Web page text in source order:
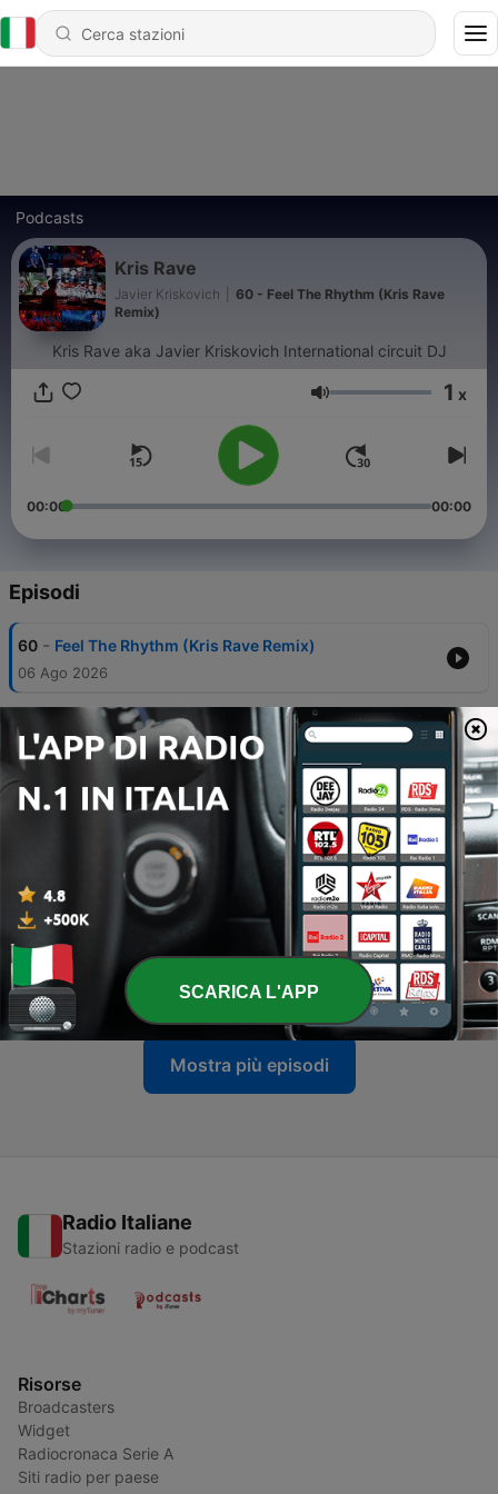
Podcasts
Kris Rave
Javier Kriskovich
60 - Feel The Rhythm (Kris Rave
Remix)
Kris Rave aka Javier Kriskovich International circuit DJ
Volume 1 x
00:00 00:00
Episodi
60 - Feel The Rhythm (Kris Rave Remix)
06 Ago 2026
Rafael - Gotta Be Cool (Kris Rave Mashup) FREE
DOWNLOAD
01 Lug 2026
58 - Limousine (Kris Rave Mashup) - Preview
SAVAGE RIO LIVE SET AT CRYSTAL CLEAR CLUB
12 Giu 2026
56 - Anna, Vintage Culture - Feel The Rhythm (Kris
Rave Tribal Remix) PREVIEW
26 Maggio 2026
Mostra più episodi
Radio Italiane
Stazioni radio e podcast
Risorse
Broadcasters
Widget
Radiocronaca Serie A
Siti radio per paese
SCARICA L'APP